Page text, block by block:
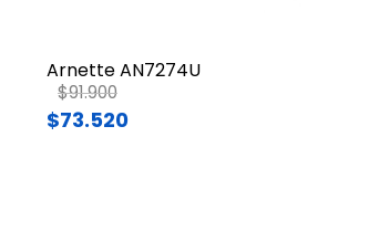
Arnette AN7274U
Price reduced from
$91.900to
$73.520